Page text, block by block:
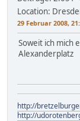
Location:
29 Februar 2008,
Soweit ich mich
Alexanderplatz
http://
http://